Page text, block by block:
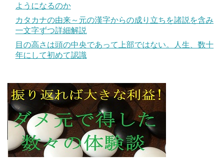
ようになるのか
カタカナの由来～元の漢字からの成り立ちを諸説を含み
一文字ずつ詳細解説
目の高さは頭の中央であって上部ではない。人生、数十
年にして初めて認識